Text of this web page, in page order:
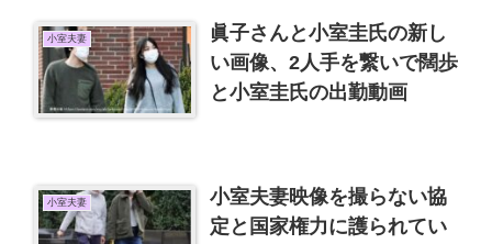
小室夫妻
眞子さんと小室圭氏の新し
い画像、2人手を繋いで闊歩
と小室圭氏の出勤動画
小室夫妻
小室夫妻映像を撮らない協
定と国家権力に護られてい